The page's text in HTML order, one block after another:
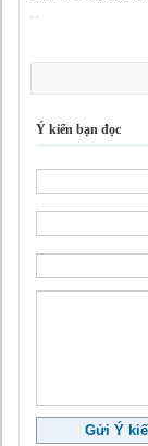
Ý kiến bạn đọc